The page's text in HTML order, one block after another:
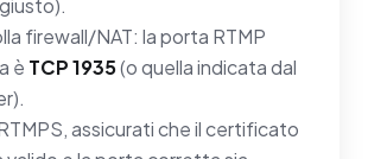
firewall/NAT: la porta RTMP
è TCP 1935(o quella indicata dal
assicurati che il certificato